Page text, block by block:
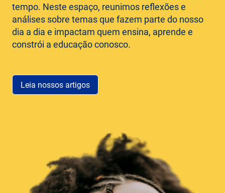
tempo. Neste espaço, reunimos reflexões e
análises sobre temas que fazem parte do nosso
dia a dia e impactam quem ensina, aprende e
constrói a educação conosco.
Leia nossos artigos